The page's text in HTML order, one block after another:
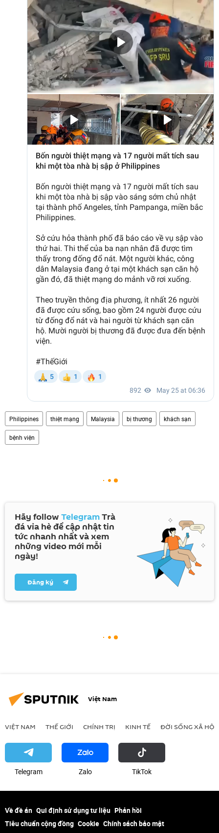
Philippines thiệt mạng Malaysia bị thương khách sạn
bệnh viện
Hãy follow TelegramTrà
đá vỉa hè để cập nhật tin
tức nhanh nhất và xem
những video mới mỗi
ngày!
Đăng ký
Việt Nam
VIỆT NAM THẾ GIỚI CHÍNH TRỊ KINH TẾ ĐỜI SỐNG XÃ HỘI
Telegram Zalo ТikТоk
Về đề án Qui định sử dụng tư liệu Phản hồi
Tiêu chuẩn cộng đồng Cookie Chính sách bảo mật